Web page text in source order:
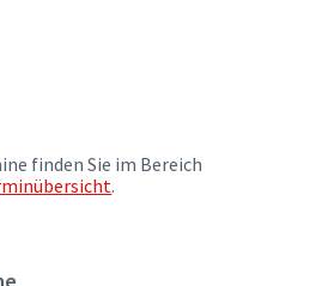
finden Sie im Bereich
.